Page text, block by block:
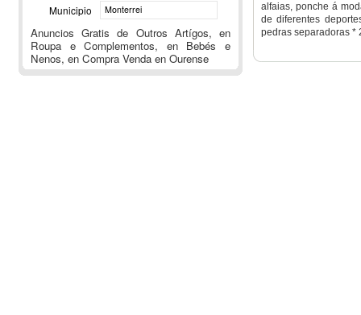
alfaias, ponche á
de diferentes
pedras separadoras *
Municipio Monterrei
Anuncios Gratis de Outros Artígos, en
Roupa e Complementos, en Bebés e
Nenos, en Compra Venda en Ourense